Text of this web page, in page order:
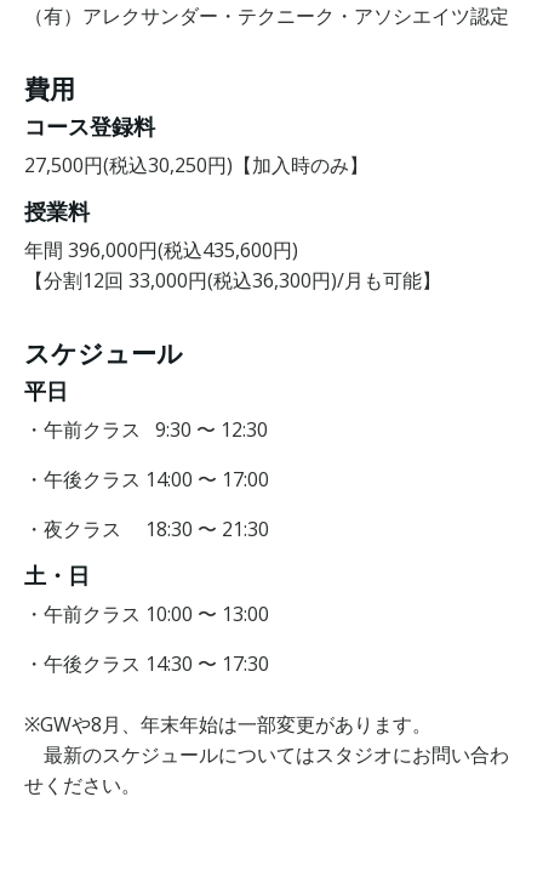
（有）アレクサンダー・テクニーク・アソシエイツ認定
費用
コース登録料
27,500円(税込30,250円)【加入時のみ】
授業料
年間 396,000円(税込435,600円)
【分割12回 33,000円(税込36,300円)/月も可能】
スケジュール
平日
・午前クラス 9:30 〜 12:30
・午後クラス 14:00 〜 17:00
・夜クラス 18:30 〜 21:30
土・日
・午前クラス 10:00 〜 13:00
・午後クラス 14:30 〜 17:30
※GWや8月、年末年始は一部変更があります。
最新のスケジュールについてはスタジオにお問い合わ
せください。